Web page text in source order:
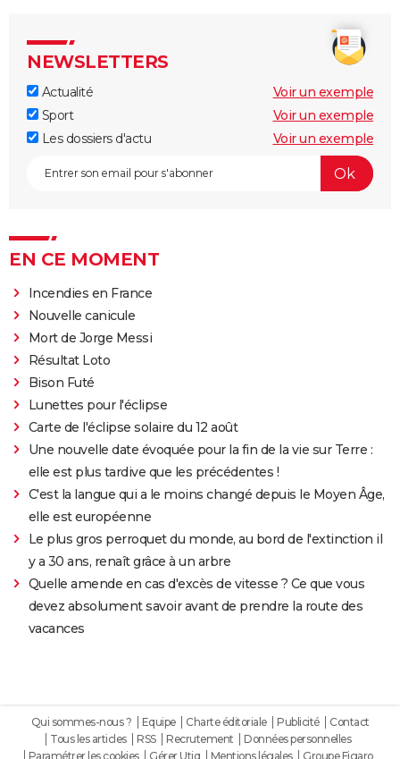
NEWSLETTERS
Actualité
Voir un exemple
Sport
Voir un exemple
Les dossiers d'actu
Voir un exemple
EN CE MOMENT
Incendies en France
Nouvelle canicule
Mort de Jorge Messi
Résultat Loto
Bison Futé
Lunettes pour l'éclipse
Carte de l'éclipse solaire du 12 août
Une nouvelle date évoquée pour la fin de la vie sur Terre :
elle est plus tardive que les précédentes !
C'est la langue qui a le moins changé depuis le Moyen Âge,
elle est européenne
Le plus gros perroquet du monde, au bord de l'extinction il
y a 30 ans, renaît grâce à un arbre
Quelle amende en cas d'excès de vitesse ? Ce que vous
devez absolument savoir avant de prendre la route des
vacances
Qui sommes-nous ? Equipe Charte éditoriale Publicité
Contact
Tous les articles
RSS Recrutement
Données personnelles
Paramétrer les cookies
Gérer Utiq Mentions légales Groupe Figaro